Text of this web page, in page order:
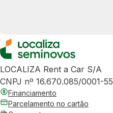
LOCALIZA Rent a Car S/A
CNPJ nº 16.670.085/0001-55
Financiamento
Parcelamento no cartão